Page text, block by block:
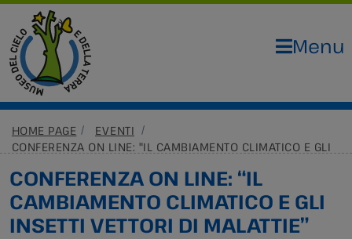
Menu
HOME PAGE
EVENTI
CONFERENZA ON LINE: "IL CAMBIAMENTO CLIMATICO E GLI
CONFERENZA ON LINE: “IL
CAMBIAMENTO CLIMATICO E GLI
INSETTI VETTORI DI MALATTIE”